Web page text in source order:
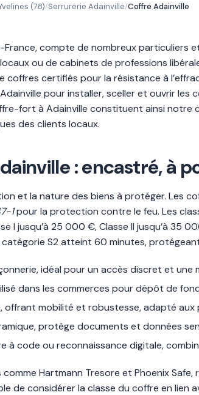
(78)/Serrurerie Adainville/Coffre Adainville
France, compte de nombreux particuliers
ou de cabinets de professions
certifiés pour la résistance à
pour installer, sceller et ouvrir
fort à Adainville constituent ainsi
des clients locaux.
: encastré, à
et la nature des biens à protéger. Les
1pour la protection contre le feu. Les
I jusqu’à 25 000 €, Classe II jusqu’à 35
catégorie S2 atteint 60 minutes,
idéal pour un accès discret et une
dans les commerces pour dépôt de
offrant mobilité et robustesse, adapté aux
protège documents et données
à code ou reconnaissance digitale,
Hartmann Tresore et Phoenix
de considérer la classe du coffre en lien